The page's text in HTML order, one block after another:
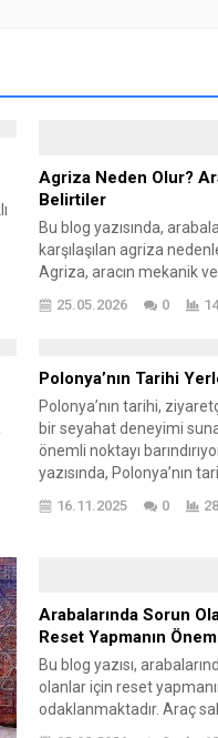
Agriza Neden Olur?
Belirtiler
Bu blog yazısında,
karşılaşılan agriza
Agriza, aracın mekanik
bozuklukların bir sonucu
trafikte
belirtileri hakkında bilgi
agriza belirtileri
sorunların nasıl tespit
çözümler üzerine
25.05.2026 0 14
Polonya’nın Tarihi
Polonya’nın tarihi,
bir seyahat deneyimi
önemli noktayı
yazısında, Polonya’nın
mirasları ele alınıyor.
önemli noktalar bulunuyor.
tarihi...
16.11.2025 0 28
Arabalarında Sorun
Reset Yapmanın
Bu blog yazısı,
olanlar için reset
odaklanmaktadır. Araç